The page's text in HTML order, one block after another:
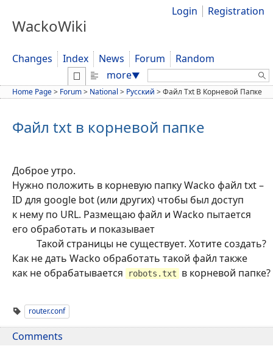
WackoWiki
Login Registration
Changes Index News Forum
Random
more▼ Search:
Home Page> Forum> National > Русский >Файл Txt В Корневой Папке
Файл txt в корневой папке
Доброе утро.
Нужно положить в корневую папку Wacko файл txt –
ID для google bot (или других) чтобы был доступ
к нему по URL. Размещаю файл и Wacko пытается
его обработать и показывает
Такой страницы не существует. Хотите создать?
Как не дать Wacko обработать такой файл также
как не обрабатывается
robots.txt в корневой папке?
router.conf
Comments